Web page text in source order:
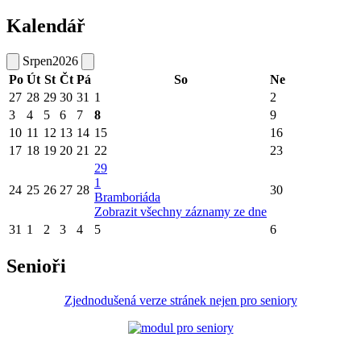
Kalendář
Srpen2026
Po Út St Čt Pá So
Ne
27 28 29 30 31 1
2
3
4 5 6 7 8
9
10 11 12 13 14 15
16
17 18 19 20 21 22 23
24 25 26 27 28
29
1
Bramboriáda
Zobrazit všechny záznamy ze dne
30
31 1 2 3 4 5 6
Senioři
Zjednodušená verze stránek nejen pro seniory